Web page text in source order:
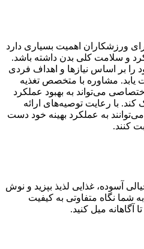
ورزشکاران اهمیت بسیاری دارد
و سلامت کلی بدن داشته باشد.
را بر اساس نیازها و اهداف فردی
یابد. مشاوره با متخصص تغذیه
می‌تواند به بهبود عملکرد
با رعایت توصیه‌های ارائه
به عملکرد بهینه خود دست
کنند.
آسوده، غذایی لذیذ بپزید و نوش
شما نگاه متفاوتی به کیفیت
آگاهانه میل کنید.